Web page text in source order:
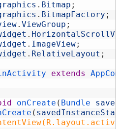
. Bitmap ;
. BitmapFactory ;
. ViewGroup ;
.
. ImageView;
. RelativeLayout ;
extends
onCreate ( Bundle
(